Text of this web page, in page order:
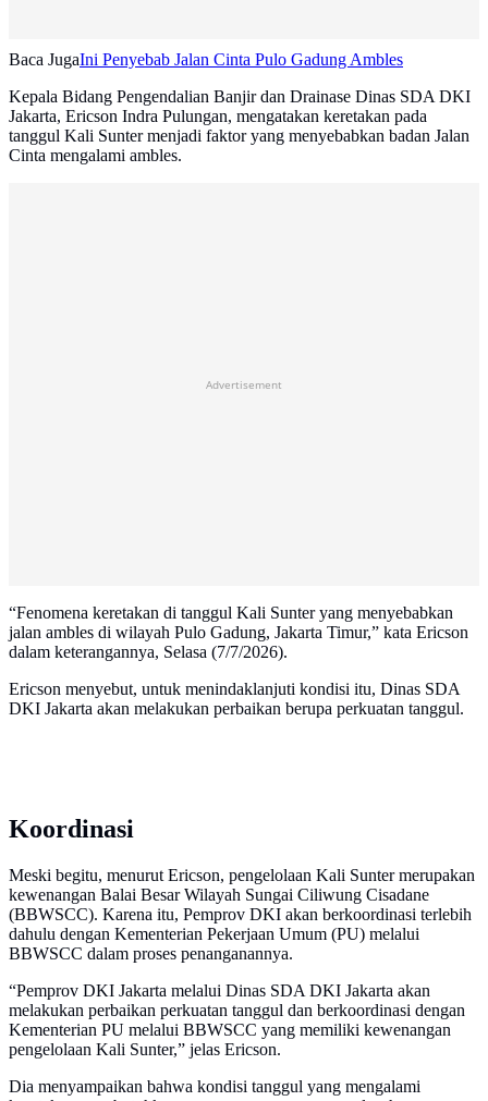
Baca JugaIni Penyebab Jalan Cinta Pulo Gadung Ambles
Kepala Bidang Pengendalian Banjir dan Drainase Dinas SDA DKI
Jakarta, Ericson Indra Pulungan, mengatakan keretakan pada
tanggul Kali Sunter menjadi faktor yang menyebabkan badan Jalan
Cinta mengalami ambles.
Advertisement
“Fenomena keretakan di tanggul Kali Sunter yang menyebabkan
jalan ambles di wilayah Pulo Gadung, Jakarta Timur,” kata Ericson
dalam keterangannya, Selasa (7/7/2026).
Ericson menyebut, untuk menindaklanjuti kondisi itu, Dinas SDA
DKI Jakarta akan melakukan perbaikan berupa perkuatan tanggul.
Koordinasi
Meski begitu, menurut Ericson, pengelolaan Kali Sunter merupakan
kewenangan Balai Besar Wilayah Sungai Ciliwung Cisadane
(BBWSCC). Karena itu, Pemprov DKI akan berkoordinasi terlebih
dahulu dengan Kementerian Pekerjaan Umum (PU) melalui
BBWSCC dalam proses penanganannya.
“Pemprov DKI Jakarta melalui Dinas SDA DKI Jakarta akan
melakukan perbaikan perkuatan tanggul dan berkoordinasi dengan
Kementerian PU melalui BBWSCC yang memiliki kewenangan
pengelolaan Kali Sunter,” jelas Ericson.
Dia menyampaikan bahwa kondisi tanggul yang mengalami